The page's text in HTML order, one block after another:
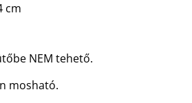
cm
NEM tehető.
mosható.